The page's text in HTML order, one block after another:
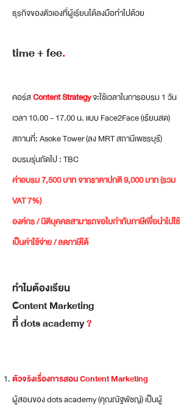
ธุรกิจของตัวเองที่ผู้เรียนได้ลงมือทำไปด้วย
time + fee.
คอร์สContent Strategyจะใช้เวลาในการอบรม 1 วัน
เวลา10.00 - 17.00น. แบบ Face2Face (เรียนสด)
สถานที่: Asoke Tower (ลง MRT สถานีเพชรบุรี)
อบรมรุ่นถัดไป : TBC
ค่าอบรม 7,500 บาท จากราคาปกติ 9,000 บาท (รวม
VAT 7%)
องค์กร / นิติบุคคลสามารถขอใบกำกับภาษีเพื่อนำไปใช้
เป็นค่าใช้จ่าย / ลดภาษีได้
ทำไมต้องเรียน
Content Marketing
ที่ dots academy?
ตัวจริงเรื่องการสอน Content Marketing
ผู้สอนของ dots academy (คุณณัฐพัชญ์) เป็นผู้